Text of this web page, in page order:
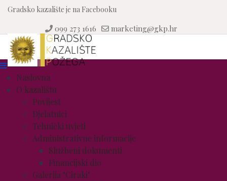
Gradsko kazalište je na Facebooku
099 273 1616 marketing@gkp.hr
Naslovna
O kazalištu
Povijest
Djelatnici
Tehnički uvjeti
Administrativne informacije
Službeni dokumenti
Financijski dio
Galerija "Ciraki"